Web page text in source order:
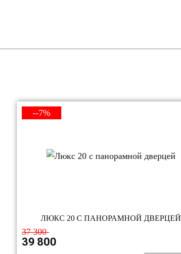
--7%
ЛЮКС 20 С ПАНОРАМНОЙ ДВЕРЦЕЙ
37 300
39 800